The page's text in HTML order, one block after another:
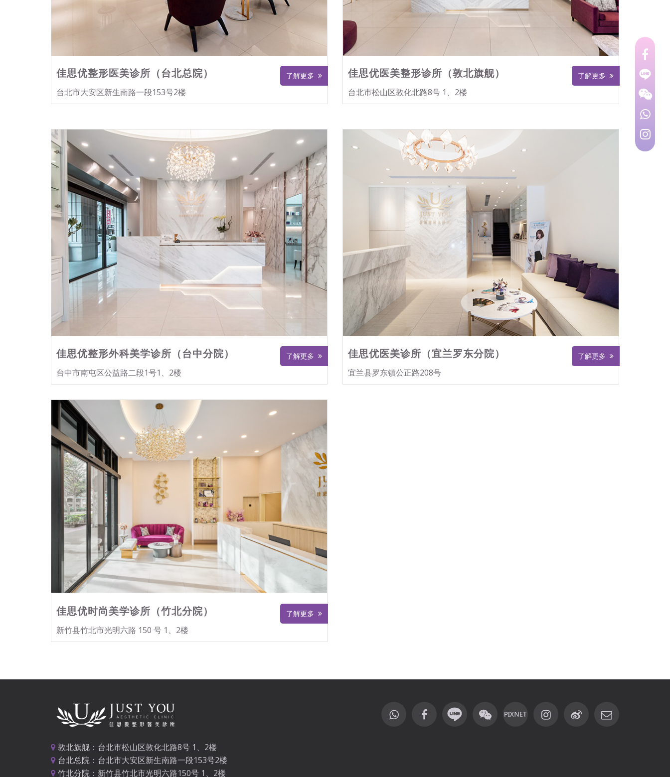
佳思优整形医美诊所（台北总院）
台北市大安区新生南路一段153号2楼
了解更多 佳思优医美整形诊所（敦北旗舰）
台北市松山区敦化北路8号 1、2楼
了解更多
佳思优整形外科美学诊所（台中分院）
台中市南屯区公益路二段1号1、2楼
了解更多 佳思优医美诊所（宜兰罗东分院）
宜兰县罗东镇公正路208号
了解更多
佳思优时尚美学诊所（竹北分院）
新竹县竹北市光明六路 150 号 1、2楼
了解更多
敦北旗舰：台北市松山区敦化北路8号 1、2楼
台北总院：台北市大安区新生南路一段153号2楼
竹北分院：新竹县竹北市光明六路150号 1、2楼